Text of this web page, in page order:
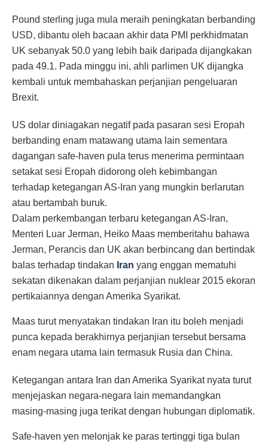
Pound sterling juga mula meraih peningkatan berbanding
USD, dibantu oleh bacaan akhir data PMI perkhidmatan
UK sebanyak 50.0 yang lebih baik daripada dijangkakan
pada 49.1. Pada minggu ini, ahli parlimen UK dijangka
kembali untuk membahaskan perjanjian pengeluaran
Brexit.
US dolar diniagakan negatif pada pasaran sesi Eropah
berbanding enam matawang utama lain sementara
dagangan safe-haven pula terus menerima permintaan
setakat sesi Eropah didorong oleh kebimbangan
terhadap ketegangan AS-Iran yang mungkin berlarutan
atau bertambah buruk.
Dalam perkembangan terbaru ketegangan AS-Iran,
Menteri Luar Jerman, Heiko Maas memberitahu bahawa
Jerman, Perancis dan UK akan berbincang dan bertindak
balas terhadap tindakan Iran yang enggan mematuhi
sekatan dikenakan dalam perjanjian nuklear 2015 ekoran
pertikaiannya dengan Amerika Syarikat.
Maas turut menyatakan tindakan Iran itu boleh menjadi
punca kepada berakhirnya perjanjian tersebut bersama
enam negara utama lain termasuk Rusia dan China.
Ketegangan antara Iran dan Amerika Syarikat nyata turut
menjejaskan negara-negara lain memandangkan
masing-masing juga terikat dengan hubungan diplomatik.
Safe-haven yen melonjak ke paras tertinggi tiga bulan